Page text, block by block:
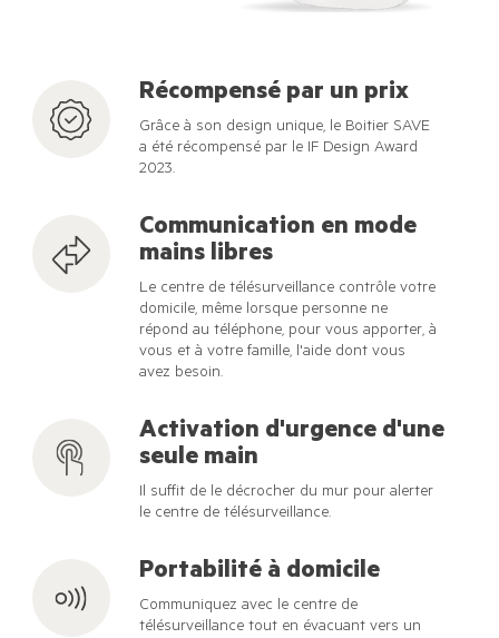
Récompensé par un prix
Grâce à son design unique, le Boitier SAVE
a été récompensé par le IF Design Award
2023.
Communication en mode
mains libres
Le centre de télésurveillance contrôle votre
domicile, même lorsque personne ne
répond au téléphone, pour vous apporter, à
vous et à votre famille, l'aide dont vous
avez besoin.
Activation d'urgence d'une
seule main
Il suffit de le décrocher du mur pour alerter
le centre de télésurveillance.
Portabilité à domicile
Communiquez avec le centre de
télésurveillance tout en évacuant vers un